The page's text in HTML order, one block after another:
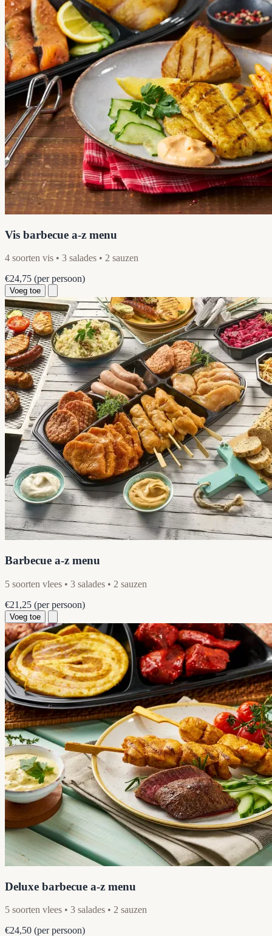
Vis barbecue a-z menu
4 soorten vis • 3 salades • 2 sauzen
€24,75 (per persoon)
Voeg toe
Barbecue a-z menu
5 soorten vlees • 3 salades • 2 sauzen
€21,25 (per persoon)
Voeg toe
Deluxe barbecue a-z menu
5 soorten vlees • 3 salades • 2 sauzen
€24,50 (per persoon)